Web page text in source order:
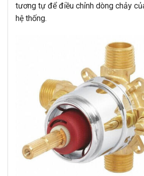
tương tự để điều chỉnh dòng chảy
hệ thống.